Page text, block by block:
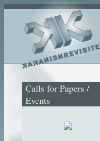
Calls for Papers /
Events